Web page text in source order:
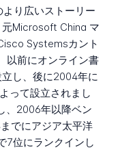
り広いストーリー
Microsoft China マ
Systemsカント
以前にオンライン書
し、後に2004年に
って設立されまし
、2006年以降ベン
でにアジア太平洋
7位にランクインし